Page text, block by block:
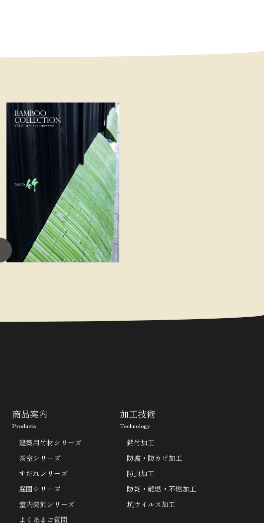
商品案内
Products
建築用竹材シリーズ
茶室シリーズ
すだれシリーズ
庭園シリーズ
室内装飾シリーズ
よくあるご質問
加工技術
Technology
銘竹加工
防腐・防カビ加工
防虫加工
防炎・難燃・不燃加工
坑ウイルス加工